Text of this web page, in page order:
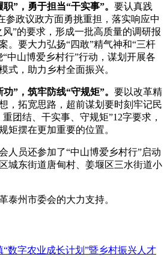
”，勇于担当“干实事”。 要认真践
参政议政方面勇挑重担，落实响应中
”的要求，形成一批高质量的调研报
。要大力弘扬“四敢”精气神和“三杆
中山博爱乡村行”行动，谋划开展各
式，助力乡村全面振兴。
”，筑牢防线“守规矩”。 要以改革精
，拓宽思路，超前谋划要时刻牢记民
重团结、干实事、守规矩”12字要求，
矩摆在更加重要的位置。
人员还参加了“中山博爱乡村行”启动
城东街道唐甸村、姜堰区三水街道小
泰州市委会的大力支持。
数字农业成长计划”暨乡村振兴人才